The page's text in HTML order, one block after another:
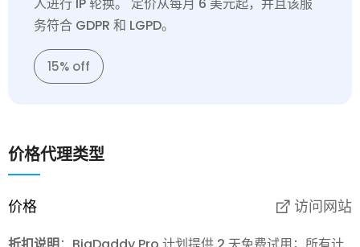
务符合 GDPR 和 LGPD。
15% off
价格代理类型
价格 访问网站